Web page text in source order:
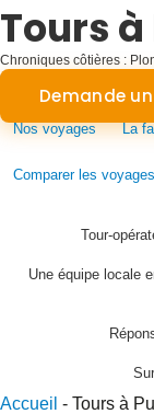
Tours
Chroniques côtières :
de Puerto Madryn
Demande
Nos voyages La
Comparer les voyages
Tour-
Une équipe locale
Accueil - Tours à